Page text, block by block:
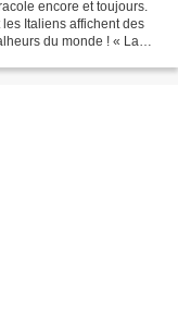
encore et toujours.
Italiens affichent des
du monde ! « La